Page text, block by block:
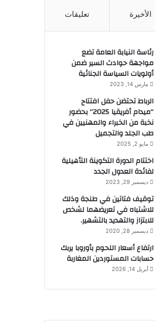
الأخيرة تعليقات
رئاسة النيابة العامة تضع
مواجهة حوادث السير ضمن
أولويات السياسة الجنائية
مارس 14, 2023
الرباط تحتضن حفل افتتاح
“ميدام أفريقيا 2025” بحضور
نخبة من الخبراء والمهنيين في
طب الجلد والتجميل
مايو 2, 2025
اختتام الدورة التكوينة التأهيلية
لفائدة العدول الجدد
ديسمبر 29, 2023
توقيف فتاتين في طنجة وذلك
للاشتباه في تعريضهما لشخص
للابتزاز والتهديد بالتشهير.
ديسمبر 28, 2020
ارتفاع أسعار اللحوم بأوروبا يربك
حسابات المستوردين المغاربة
أبريل 14, 2026